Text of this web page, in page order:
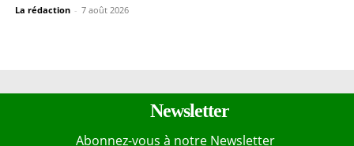
La rédaction - 7 août 2026
Newsletter
Abonnez-vous à notre Newsletter